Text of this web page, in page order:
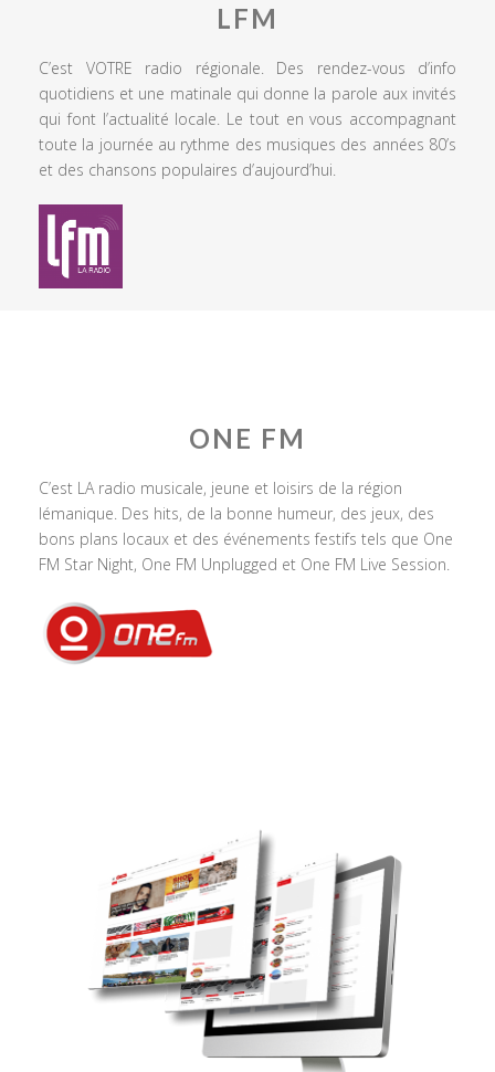
LFM
C’est VOTRE radio régionale. Des rendez-vous d’info
quotidiens et une matinale qui donne la parole aux invités
qui font l’actualité locale. Le tout en vous accompagnant
toute la journée au rythme des musiques des années 80’s
et des chansons populaires d’aujourd’hui.
ONE FM
C’est LA radio musicale, jeune et loisirs de la région
lémanique. Des hits, de la bonne humeur, des jeux, des
bons plans locaux et des événements festifs tels que One
FM Star Night, One FM Unplugged et One FM Live Session.